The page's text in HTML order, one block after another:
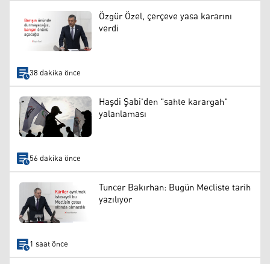
Özgür Özel, çerçeve yasa kararını
verdi
38 dakika önce
Haşdi Şabi'den "sahte karargah"
yalanlaması
56 dakika önce
Tuncer Bakırhan: Bugün Mecliste tarih
yazılıyor
1 saat önce